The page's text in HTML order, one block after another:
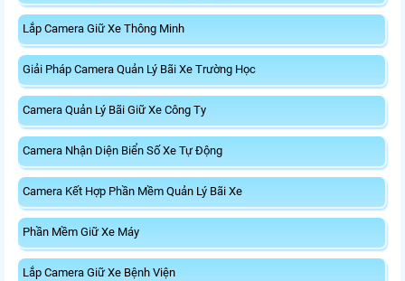
Lắp Camera Giữ Xe Thông Minh
Giải Pháp Camera Quản Lý Bãi Xe Trường Học
Camera Quản Lý Bãi Giữ Xe Công Ty
Camera Nhận Diện Biển Số Xe Tự Động
Camera Kết Hợp Phần Mềm Quản Lý Bãi Xe
Phần Mềm Giữ Xe Máy
Lắp Camera Giữ Xe Bệnh Viện